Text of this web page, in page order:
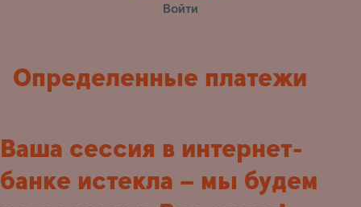
Войти
Определенные платежи
Ваша сессия в интернет-
банке истекла – мы будем